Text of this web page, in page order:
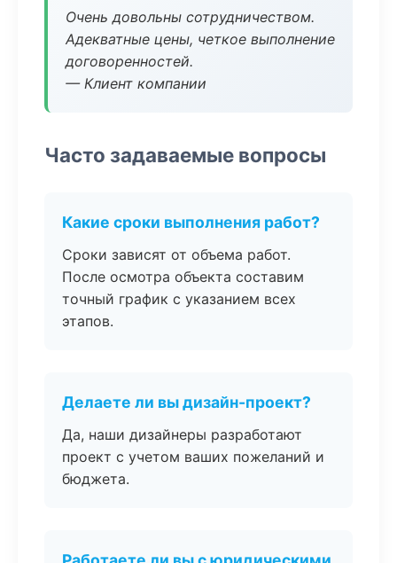
Очень довольны сотрудничеством.
Адекватные цены, четкое выполнение
договоренностей.
— Клиент компании
Часто задаваемые вопросы
Какие сроки выполнения работ?
Сроки зависят от объема работ.
После осмотра объекта составим
точный график с указанием всех
этапов.
Делаете ли вы дизайн-проект?
Да, наши дизайнеры разработают
проект с учетом ваших пожеланий и
бюджета.